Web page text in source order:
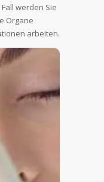
werden Sie
Organe
arbeiten.
für
eng
in der
genauer
bei